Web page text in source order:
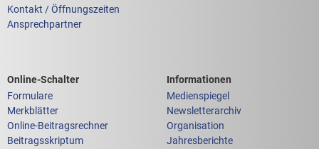
Kontakt / Öffnungszeiten
Ansprechpartner
Links zum
Online-Schalter
Formulare
Merkblätter
Online-Beitragsrechner
Beitragsskriptum
Links zu weiteren
Informationen
Medienspiegel
Newsletterarchiv
Organisation
Jahresberichte